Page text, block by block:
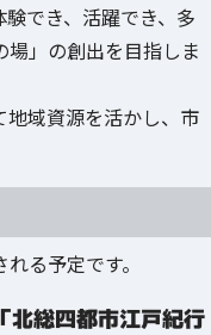
でき、活躍でき、多
」の創出を目指しま
地域資源を活かし、市
る予定です。
北総四都市江戸紀行